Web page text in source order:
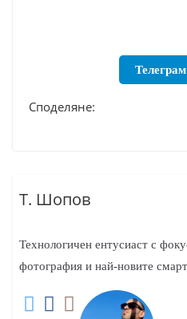
Споделяне:
Т. Шопов
Технологичен ентусиаст с
фотография и най-новите